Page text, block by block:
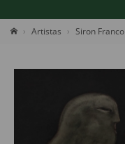
Artistas Siron Franco